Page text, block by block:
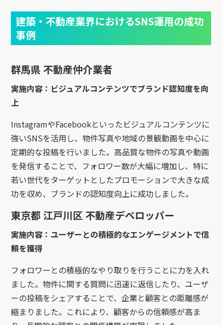
建築・不動産業界におけるSNS運用の成功
事例
群馬県 不動産仲介業者
実施内容：ビジュアルコンテンツでブランド認知度を向
上
InstagramやFacebookといったビジュアルコンテンツに
強いSNSを活用し、物件写真や地域の景観動画を中心に
定期的な投稿を行いました。高品質な物件の写真や動画
を発信することで、フォロワー数が大幅に増加し、特に
若い世代をターゲットとしたプロモーションで大きな成
功を収め、ブランドの認知度向上に成功しました。
東京都 江戸川区 不動産デベロッパー
実施内容：ユーザーとの積極的なエンゲージメントで信
頼を獲得
フォロワーとの積極的なやり取りを行うことに力を入れ
ました。物件に関する質問に迅速に返信したり、ユーザ
ーの投稿をシェアすることで、企業と顧客との距離感が
縮まりました。これにより、顧客からの信頼感が高ま